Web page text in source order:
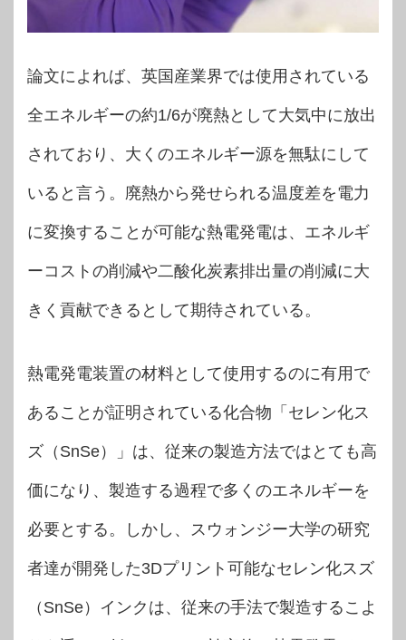
論文によれば、英国産業界では使用されている
全エネルギーの約1/6が廃熱として大気中に放出
されており、大くのエネルギー源を無駄にして
いると言う。廃熱から発せられる温度差を電力
に変換することが可能な熱電発電は、エネルギ
ーコストの削減や二酸化炭素排出量の削減に大
きく貢献できるとして期待されている。
熱電発電装置の材料として使用するのに有用で
あることが証明されている化合物「セレン化ス
ズ（SnSe）」は、従来の製造方法ではとても高
価になり、製造する過程で多くのエネルギーを
必要とする。しかし、スウォンジー大学の研究
者達が開発した3Dプリント可能なセレン化スズ
（SnSe）インクは、従来の手法で製造するこよ